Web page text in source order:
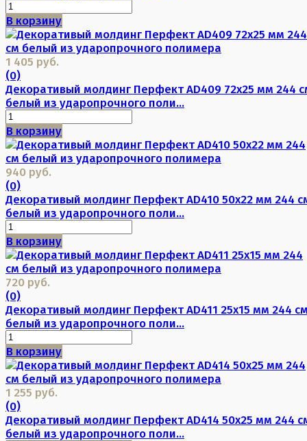
В корзину
1 405 руб.
(0)
Декоративый молдинг Перфект AD409 72х25 мм 244
белый из ударопрочного поли...
В корзину
940 руб.
(0)
Декоративый молдинг Перфект AD410 50х22 мм 244
белый из ударопрочного поли...
В корзину
720 руб.
(0)
Декоративый молдинг Перфект AD411 25х15 мм 244
белый из ударопрочного поли...
В корзину
1 255 руб.
(0)
Декоративый молдинг Перфект AD414 50х25 мм 244
белый из ударопрочного поли...